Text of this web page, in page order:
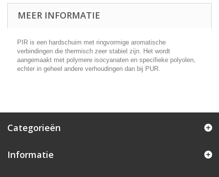
MEER INFORMATIE
PIR is een hardschuim met ringvormige aromatische
verbindingen die thermisch zeer stabiel zijn. Het wordt
aangemaakt met polymere isocyanaten en specifieke polyolen,
echter in geheel andere verhoudingen dan bij PUR.
Categorieën
Informatie